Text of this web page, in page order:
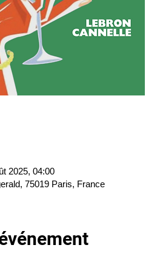
2025, 04:00
75019 Paris, France